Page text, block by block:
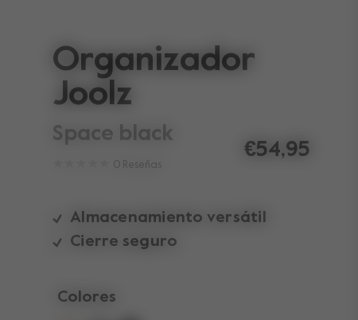
Organizador
Joolz
space black
0 Reseñas
€54,95
Almacenamiento versátil
Cierre seguro
Colores